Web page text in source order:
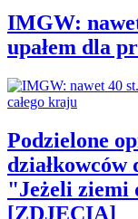
IMGW:
upałem dla
Podzielone
działkowców
"Jeżeli ziemi
[ZDJĘCIA]